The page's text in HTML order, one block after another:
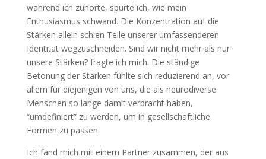
während ich zuhörte, spürte ich, wie mein
Enthusiasmus schwand. Die Konzentration auf die
Stärken allein schien Teile unserer umfassenderen
Identität wegzuschneiden. Sind wir nicht mehr als nur
unsere Stärken? fragte ich mich. Die ständige
Betonung der Stärken fühlte sich reduzierend an, vor
allem für diejenigen von uns, die als neurodiverse
Menschen so lange damit verbracht haben,
“umdefiniert” zu werden, um in gesellschaftliche
Formen zu passen.
Ich fand mich mit einem Partner zusammen, der aus